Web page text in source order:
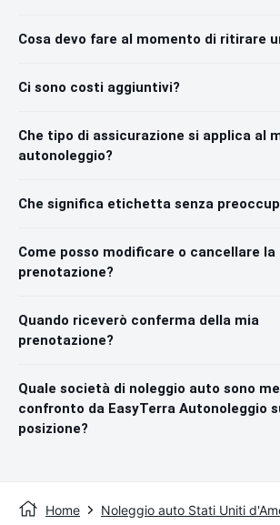
Cosa devo fare al momento di ritirare
Ci sono costi aggiuntivi?
Che tipo di assicurazione si applica al
autonoleggio?
Che significa etichetta senza
Come posso modificare o cancellare la
prenotazione?
Quando riceverò conferma della mia
prenotazione?
Quale società di noleggio auto sono
confronto da EasyTerra Autonoleggio
posizione?
Home Noleggio auto Stati Uniti